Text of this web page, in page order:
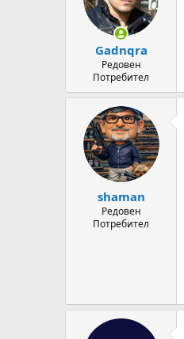
Gadnqra
Редовен
Потребител
shaman
Редовен
Потребител